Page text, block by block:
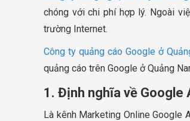
chóng với chi phí hợp lý. Ngoài
trường Internet.
Công ty quảng cáo Google ở
quảng cáo trên Google ở Quảng
1. Định nghĩa về Google
Là kênh Marketing Online Google